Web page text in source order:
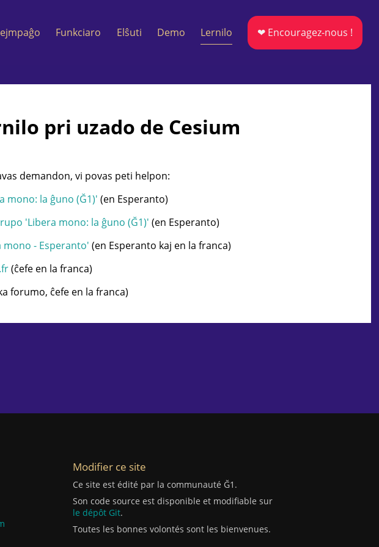
Funkciaro Elŝuti Demo Lernilo ❤ Encouragez-nous !
pri uzado de Cesium
demandon, vi povas peti helpon:
mono: la ĝuno (Ğ1)' (en Esperanto)
'Libera mono: la ĝuno (Ğ1)' (en Esperanto)
mono - Esperanto' (en Esperanto kaj en la franca)
(ĉefe en la franca)
forumo, ĉefe en la franca)
Modifier ce site
Ce site est édité par la communauté Ğ1.
Son code source est disponible et modifiable sur
le dépôt Git.
Toutes les bonnes volontés sont les bienvenues.